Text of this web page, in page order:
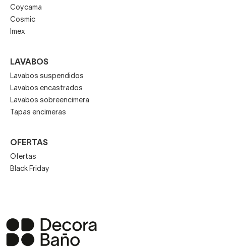
Coycama
Cosmic
Imex
LAVABOS
Lavabos suspendidos
Lavabos encastrados
Lavabos sobreencimera
Tapas encimeras
OFERTAS
Ofertas
Black Friday